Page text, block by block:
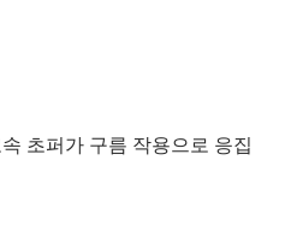
초퍼가 구름 작용으로 응집